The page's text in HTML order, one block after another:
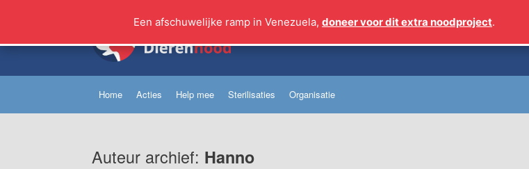
inhoud
Home Acties Help mee Sterilisaties Organisatie
Auteur archief: Hanno
Een afschuwelijke ramp in Venezuela, doneer voor dit extra noodproject.